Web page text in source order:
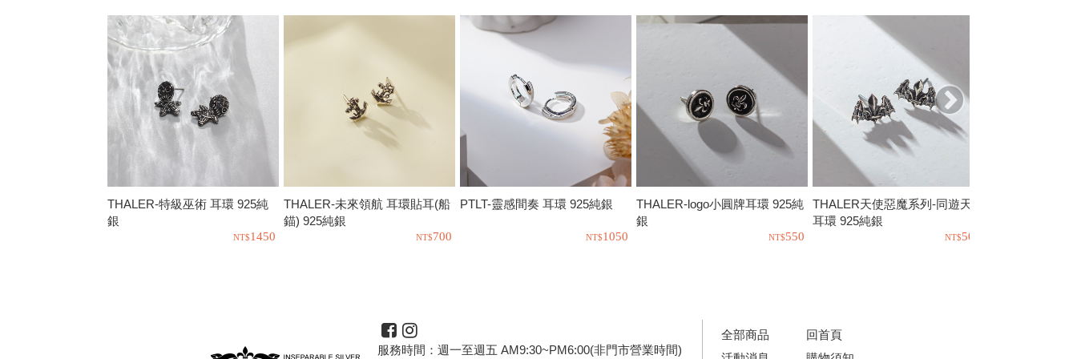
THALER-特級巫術 耳環 925純
銀
1450
THALER-未來領航 耳環貼耳(船
錨) 925純銀
700
PTLT-靈感間奏 耳環 925純銀
1050
THALER-logo小圓牌耳環 925純
銀
550
THALER天使惡魔系列-同遊天際
耳環 925純銀
500
服務時間：週一至週五 AM9:30~PM6:00(非門市營業時間)
全部商品
回首頁